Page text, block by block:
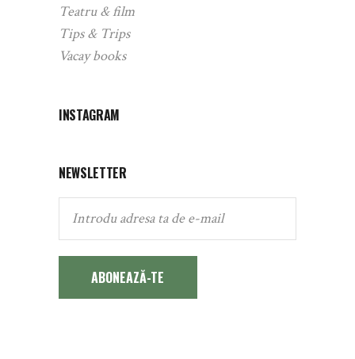
Teatru & film
Tips & Trips
Vacay books
INSTAGRAM
NEWSLETTER
ABONEAZĂ-TE